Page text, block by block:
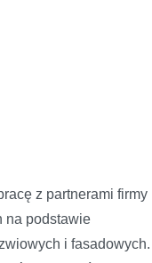
z partnerami firmy
na podstawie
i fasadowych.